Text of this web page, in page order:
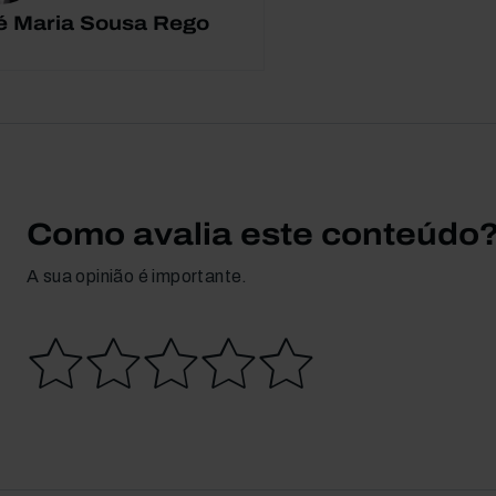
Maria Sousa Rego
Como avalia este
A sua opinião é importante.